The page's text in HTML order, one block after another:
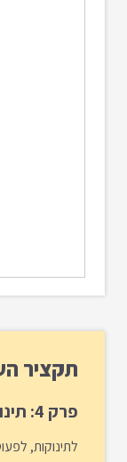
תקציר
פרק 4: תינוקות, פעוטות וילדים בגיל הגן
לתינוקות,